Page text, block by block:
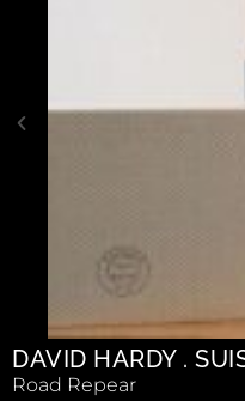
DAVID HARDY .
Road Repear